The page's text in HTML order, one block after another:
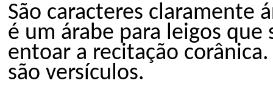
São caracteres claramente
é um árabe para leigos que
entoar a recitação
são versículos.